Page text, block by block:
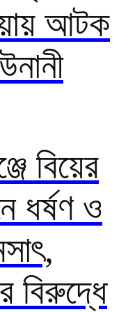
আটক
বিয়ের
ধর্ষণ ও
বিরুদ্ধে